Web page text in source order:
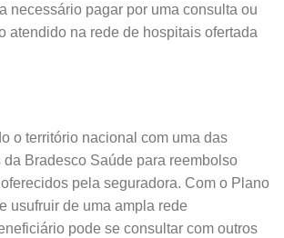
necessário pagar por uma consulta ou
atendido na rede de hospitais ofertada
o território nacional com uma das
da Bradesco Saúde para reembolso
pela seguradora. Com o Plano
usufruir de uma ampla rede
pode se consultar com outros